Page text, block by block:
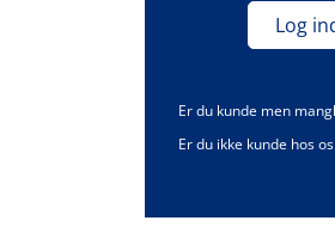
Log
Er du kunde men
Er du ikke kunde hos